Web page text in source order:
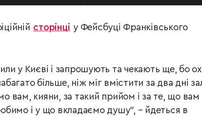
сторінці у Фейсбуці Франківського
у Києві і запрошують та чекають ще, бо
більше, ніж міг вмістити за два дні
вам, кияни, за такий прийом і за те, що вам
і у що вкладаємо душу", – йдеться в